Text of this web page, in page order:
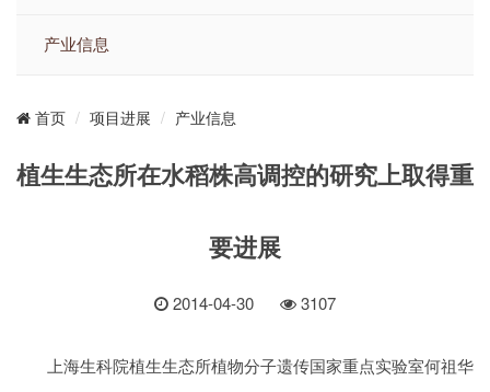
产业信息
首页 项目进展 产业信息
植生生态所在水稻株高调控的研究上取得重
要进展
2014-04-30 3107
上海生科院植生生态所植物分子遗传国家重点实验室何祖华